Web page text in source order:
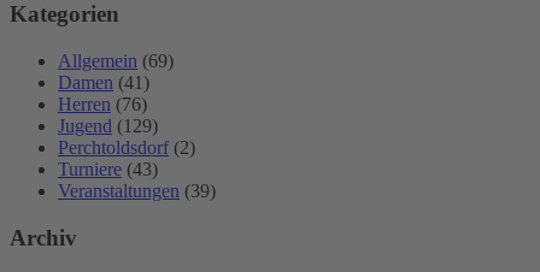
Kategorien
Allgemein (69)
Damen (41)
Herren (76)
Jugend (129)
Perchtoldsdorf (2)
Turniere (43)
Veranstaltungen (39)
Archiv